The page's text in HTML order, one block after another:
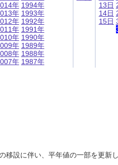
年
年
年
年
年
年
年
年
1994年
1993年
1992年
1991年
1990年
1989年
1988年
1987年
13日
14日
15日
移設に伴い、平年値の一部を更新